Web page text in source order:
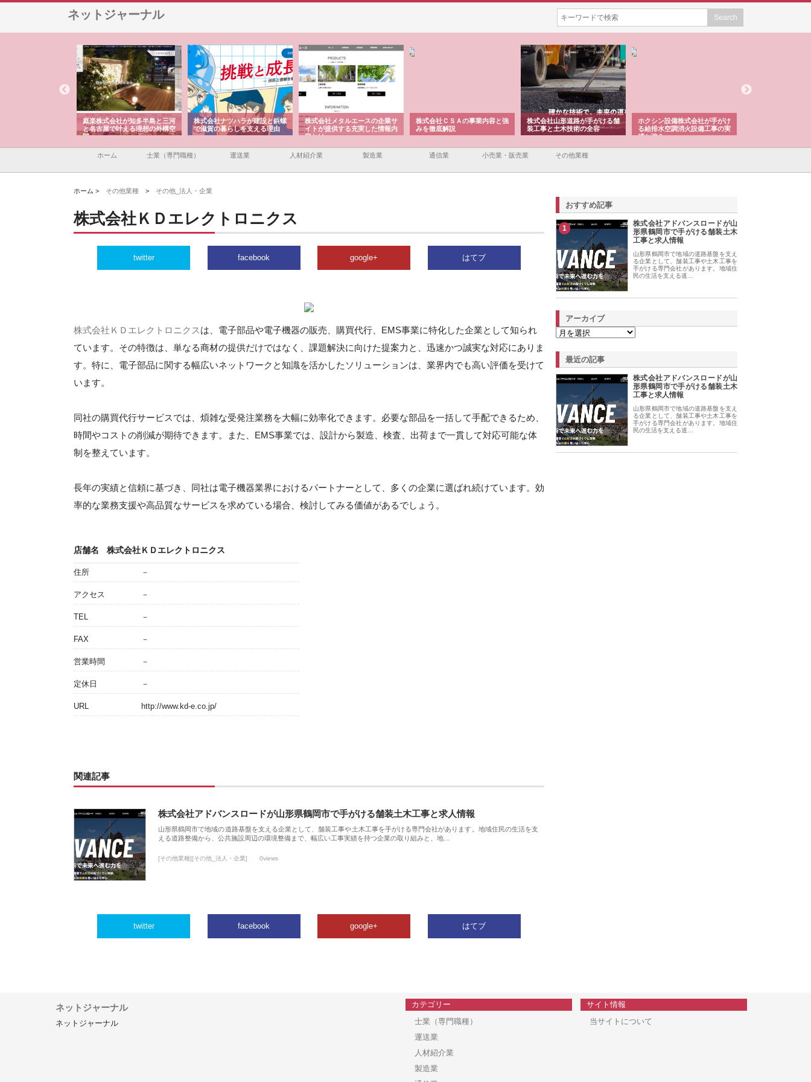
ネットジャーナル
庭楽株式会社が知多半島と三河
と名古屋で叶える理想の外構空
間
株式会社ナツハラが建設と鋲螺
で滋賀の暮らしを支える理由
株式会社メタルエースの企業サ
イトが提供する充実した情報内
容とは
株式会社ＣＳＡの事業内容と強
みを徹底解説
株式会社山形道路が手がける舗
装工事と土木技術の全容
ホクシン設備株式会社が手がけ
る給排水空調消火設備工事の実
績と強み
ホーム 士業（専門職種） 運送業 人材紹介業 製造業 通信業 小売業・販売業 その他業種
ホーム > その他業種 > その他_法人・企業
株式会社ＫＤエレクトロニクス
twitter facebook google+ はてブ
株式会社ＫＤエレクトロニクス は、電子部品や電子機器の販売、購買代行、EMS事業に特化した企業として知られ
ています。その特徴は、単なる商材の提供だけではなく、課題解決に向けた提案力と、迅速かつ誠実な対応にありま
す。特に、電子部品に関する幅広いネットワークと知識を活かしたソリューションは、業界内でも高い評価を受けて
います。
同社の購買代行サービスでは、煩雑な受発注業務を大幅に効率化できます。必要な部品を一括して手配できるため、
時間やコストの削減が期待できます。また、EMS事業では、設計から製造、検査、出荷まで一貫して対応可能な体
制を整えています。
長年の実績と信頼に基づき、同社は電子機器業界におけるパートナーとして、多くの企業に選ばれ続けています。効
率的な業務支援や高品質なサービスを求めている場合、検討してみる価値があるでしょう。
店舗名 株式会社ＫＤエレクトロニクス
住所 －
アクセス －
TEL －
FAX －
営業時間 －
定休日 －
URL http://www.kd-e.co.jp/
関連記事
株式会社アドバンスロードが山形県鶴岡市で手がける舗装土木工事と求人情報
山形県鶴岡市で地域の道路基盤を支える企業として、舗装工事や土木工事を手がける専門会社があります。地域住民の生活を支
える道路整備から、公共施設周辺の環境整備まで、幅広い工事実績を持つ企業の取り組みと、地…
[その他業種][その他_法人・企業] 0views
twitter facebook google+ はてブ
おすすめ記事
1
株式会社アドバンスロードが山
形県鶴岡市で手がける舗装土木
工事と求人情報
山形県鶴岡市で地域の道路基盤を支え
る企業として、舗装工事や土木工事を
手がける専門会社があります。地域住
民の生活を支える道…
アーカイブ
最近の記事
株式会社アドバンスロードが山
形県鶴岡市で手がける舗装土木
工事と求人情報
山形県鶴岡市で地域の道路基盤を支え
る企業として、舗装工事や土木工事を
手がける専門会社があります。地域住
民の生活を支える道…
ネットジャーナル
ネットジャーナル
カテゴリー
士業（専門職種）
運送業
人材紹介業
製造業
サイト情報
当サイトについて